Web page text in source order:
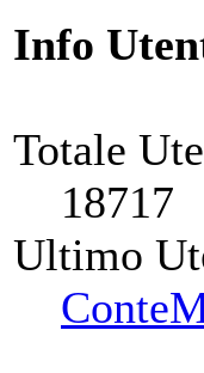
Info
Totale
18717
Ultimo